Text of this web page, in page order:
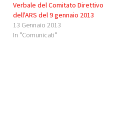
Verbale del Comitato Direttivo
dell'ARS del 9 gennaio 2013
13 Gennaio 2013
In "Comunicati"